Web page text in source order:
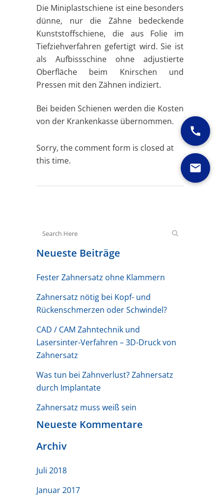
Die Miniplastschiene ist eine besonders
dünne, nur die Zähne bedeckende
Kunststoffschiene, die aus Folie im
Tiefziehverfahren gefertigt wird. Sie ist
als Aufbissschine ohne adjustierte
Oberfläche beim Knirschen und
Pressen mit den Zähnen indiziert.
Bei beiden Schienen werden die Kosten
von der Krankenkasse übernommen.
Sorry, the comment form is closed at
this time.
Neueste Beiträge
Fester Zahnersatz ohne Klammern
Zahnersatz nötig bei Kopf- und
Rückenschmerzen oder Schwindel?
CAD / CAM Zahntechnik und
Lasersinter-Verfahren – 3D-Druck von
Zahnersatz
Was tun bei Zahnverlust? Zahnersatz
durch Implantate
Zahnersatz muss weiß sein
Neueste Kommentare
Archiv
Juli 2018
Januar 2017